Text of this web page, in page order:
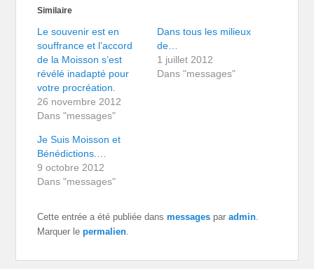
Similaire
Le souvenir est en
souffrance et l’accord
de la Moisson s’est
révélé inadapté pour
votre procréation.
26 novembre 2012
Dans "messages"
Dans tous les milieux
de…
1 juillet 2012
Dans "messages"
Je Suis Moisson et
Bénédictions.…
9 octobre 2012
Dans "messages"
Cette entrée a été publiée dansmessages paradmin.
Marquer lepermalien.